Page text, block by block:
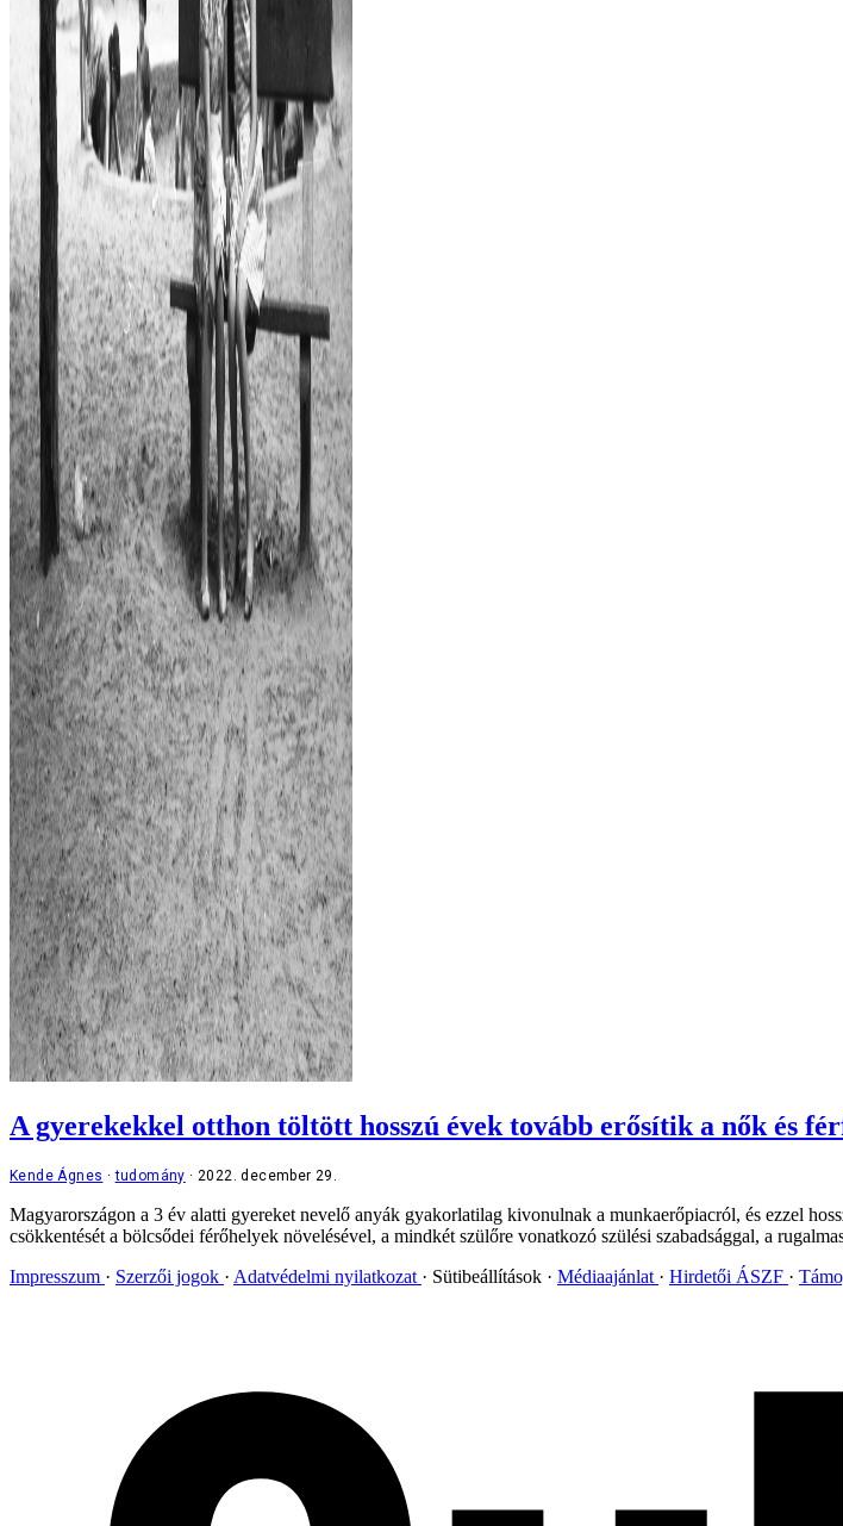
A gyerekekkel otthon töltött hosszú évek tovább erősítik a nők és
Kende Ágnes tudomány 2022. december 29.
Magyarországon a 3 év alatti gyereket nevelő anyák gyakorlatilag kivonulnak a munkaerőpiacról, és ezzel
csökkentését a bölcsődei férőhelyek növelésével, a mindkét szülőre vonatkozó szülési szabadsággal, a
Impresszum
Szerzői jogok Adatvédelmi nyilatkozat Sütibeállítások Médiaajánlat Hirdetői ÁSZF